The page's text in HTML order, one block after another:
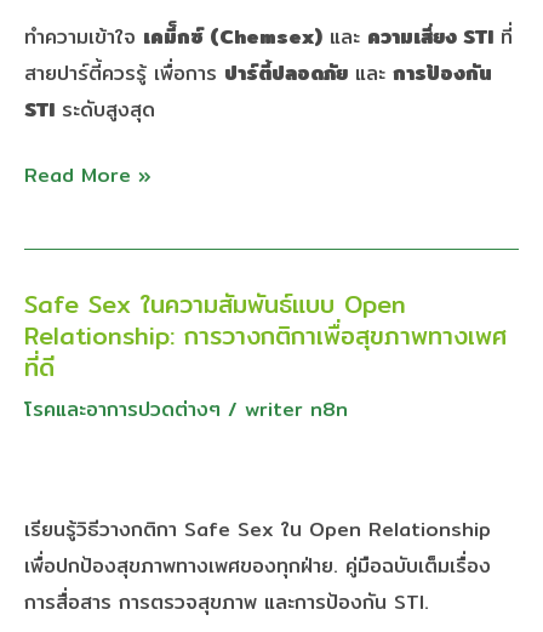
ทำความเข้าใจ เคมี็กซ์ (Chemsex) และ ความเสี่ยง STI ที่
สายปาร์ตี้ควรรู้ เพื่อการ ปาร์ตี้ปลอดภัย และ การป้องกัน
STI ระดับสูงสุด
รู้
เพื่อ
ความ
ระดับ
Read More »
Safe Sex ในความสัมพันธ์แบบ Open
Relationship: การวางกติกาเพื่อสุขภาพทางเพศ
ที่ดี
โรคและอาการปวดต่างๆ / writer n8n
เรียนรู้วิธีวางกติกา Safe Sex ใน Open Relationship
เพื่อปกป้องสุขภาพทางเพศของทุกฝ่าย. คู่มือฉบับเต็มเรื่อง
การสื่อสาร การตรวจสุขภาพ และการป้องกัน STI.
Safe
Sex
ใน
ความ
Open
Relationship:
การ